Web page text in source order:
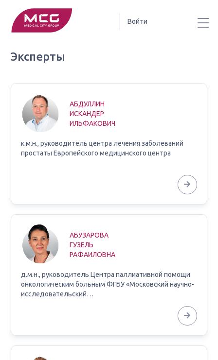
Войти
Эксперты
АБДУЛЛИН
ИСКАНДЕР
ИЛЬФАКОВИЧ
к.м.н., руководитель центра лечения заболеваний
простаты Европейского медицинского центра
АБУЗАРОВА
ГУЗЕЛЬ
РАФАИЛОВНА
д.м.н., руководитель Центра паллиативной помощи
онкологическим больным ФГБУ «Московский научно-
исследовательский…